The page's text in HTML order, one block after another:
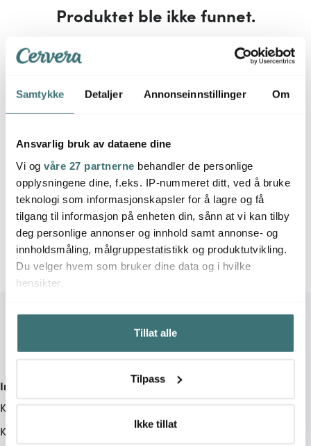
Samtykke Detaljer Annonseinnstillinger Om
Ansvarlig bruk av dataene dine
Vi og våre 27 partnerne behandler de personlige
opplysningene dine, f.eks. IP-nummeret ditt, ved å bruke
teknologi som informasjonskapsler for å lagre og få
tilgang til informasjon på enheten din, sånn at vi kan tilby
deg personlige annonser og innhold samt annonse- og
innholdsmåling, målgruppestatistikk og produktutvikling.
Du velger hvem som bruker dine data og i hvilke
hensikter.
Hvis du gir oss lov, vil vi også gjerne:
Innhente informasjon om den geografiske
beliggenheten din, som kan være nøyaktig innenfor
Identifisere enheten din ved å aktivt skanne den for
kan du lese om hvordan dine personlige
Tillat alle
Tilpass
Ikke tillat
Produktet ble ikke funnet.
Informasjon
Kundeservice
Kjøpsvilkår